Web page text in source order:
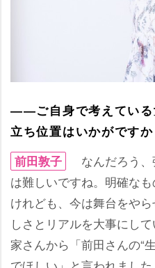
――ご自身で考えてい
立ち位置はいかがですか
前田敦子
なんだろう
は難しいですね。明確な
けれども、今は舞台をや
しさとリアルを大事にし
家さんから「前田さんの“